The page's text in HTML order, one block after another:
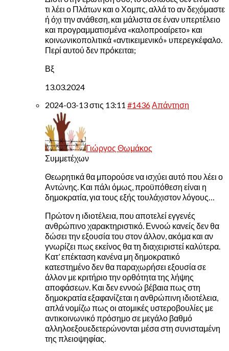
τι λέει ο Πλάτων και ο Χομπς, αλλά το αν δεχόμαστε
ή όχι την ανάθεση, και μάλιστα σε έναν υπερτέλειο
και προγραμματισμένα «καλοπροαίρετο» και
κοινωνικοπολιτικά «αντικειμενικό» υπερεγκέφαλο.
Περί αυτού δεν πρόκειται;
Βξ
13.03.2024
2024-03-13 στις 13:11 #1436Απάντηση
Γιώργος Θωμάκος
Συμμετέχων
Θεωρητικά θα μπορούσε να ισχύει αυτό που λέει ο
Αντώνης. Και πάλι όμως, προϋπόθεση είναι η
δημοκρατία, για τους εξής τουλάχιστον λόγους…
Πρώτον η ιδιοτέλεια, που αποτελεί εγγενές
ανθρώπινο χαρακτηριστικό. Εννοώ κανείς δεν θα
δώσει την εξουσία του στον άλλον, ακόμα και αν
γνωρίζει πως εκείνος θα τη διαχειριστεί καλύτερα.
Κατ’ επέκταση κανένα μη δημοκρατικό
κατεστημένο δεν θα παραχωρήσει εξουσία σε
άλλον με κριτήριο την ορθότητα της λήψης
αποφάσεων. Και δεν εννοώ βέβαια πως στη
δημοκρατία εξαφανίζεται η ανθρώπινη ιδιοτέλεια,
απλά νομίζω πως οι ατομικές υστεροβουλίες με
αντικοινωνικό πρόσημο σε μεγάλο βαθμό
αλληλοεξουεδετερώνονται μέσα στη συνισταμένη
της πλειοψηφίας.